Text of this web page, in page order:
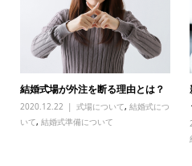
結婚式場が外注を断る理由とは？
2020.12.22 式場について, 結婚式につ
いて, 結婚式準備について